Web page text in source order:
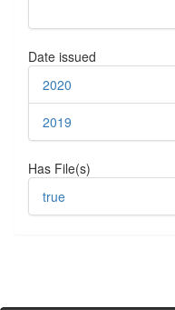
Date issued
2020
2019
Has File(s)
true